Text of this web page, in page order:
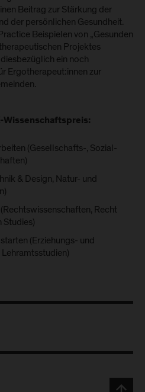
Beitrag zur Stärkung der
der persönlichen Gesundheit.
Beispielen von „Gesunden
Projektes
ein noch
Ergotherapeut:innen zur
Wissenschaftspreis:
(Gesellschafts-, Sozial-
& Design, Natur- und
Recht
Studies)
(Erziehungs- und